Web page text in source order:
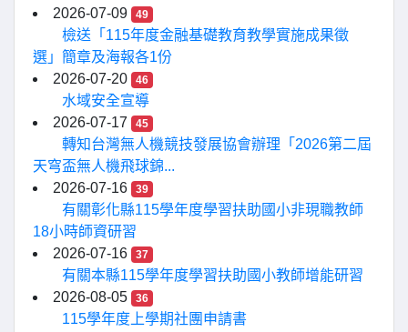
2026-07-09
49
檢送「115年度金融基礎教育教學實施成果徵
選」簡章及海報各1份
2026-07-20
46
水域安全宣導
2026-07-17
45
轉知台灣無人機競技發展協會辦理「2026第二屆
天穹盃無人機飛球錦...
2026-07-16
39
有關彰化縣115學年度學習扶助國小非現職教師
18小時師資研習
2026-07-16
37
有關本縣115學年度學習扶助國小教師增能研習
2026-08-05
36
115學年度上學期社團申請書